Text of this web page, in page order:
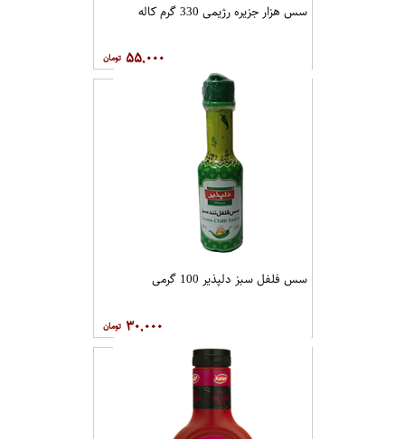
سس هزار جزیره رژیمی 330 گرم کاله
۵۵,۰۰۰
سس فلفل سبز دلپذیر 100 گرمی
۳۰,۰۰۰